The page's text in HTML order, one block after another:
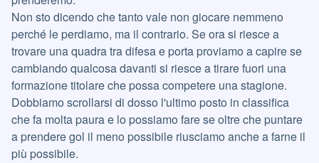
Non sto dicendo che tanto vale non giocare nemmeno
perché le perdiamo, ma il contrario. Se ora si riesce a
trovare una quadra tra difesa e porta proviamo a capire se
cambiando qualcosa davanti si riesce a tirare fuori una
formazione titolare che possa competere una stagione.
Dobbiamo scrollarsi di dosso l'ultimo posto in classifica
che fa molta paura e lo possiamo fare se oltre che puntare
a prendere gol il meno possibile riusciamo anche a farne il
più possibile.